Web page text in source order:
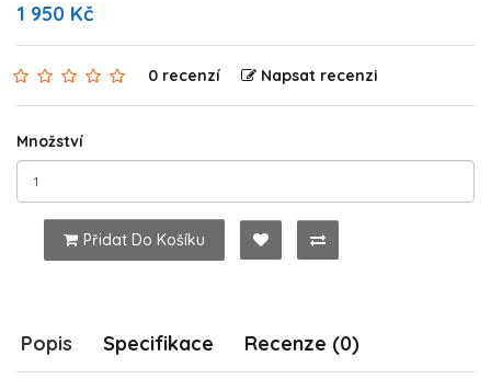
1 950 Kč
0 recenzí Napsat recenzi
Množství
Přidat Do Košíku
Popis Specifikace Recenze (0)